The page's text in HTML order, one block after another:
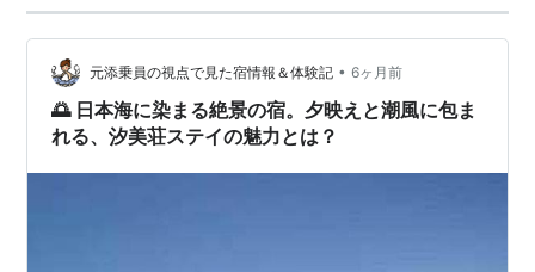
元添乗員の視点で見た宿情報＆体験記 • 6ヶ月前
🌅 日本海に染まる絶景の宿。夕映えと潮風に包ま
れる、汐美荘ステイの魅力とは？